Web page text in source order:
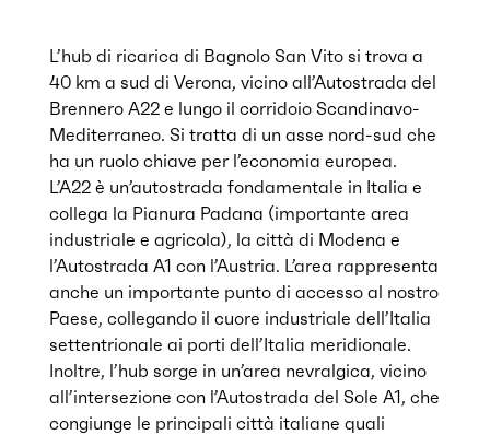
L’hub di ricarica di Bagnolo San Vito si trova a
40 km a sud di Verona, vicino all’Autostrada del
Brennero A22 e lungo il corridoio Scandinavo-
Mediterraneo. Si tratta di un asse nord-sud che
ha un ruolo chiave per l’economia europea.
L’A22 è un’autostrada fondamentale in Italia e
collega la Pianura Padana (importante area
industriale e agricola), la città di Modena e
l’Autostrada A1 con l’Austria. L’area rappresenta
anche un importante punto di accesso al nostro
Paese, collegando il cuore industriale dell’Italia
settentrionale ai porti dell’Italia meridionale.
Inoltre, l’hub sorge in un’area nevralgica, vicino
all’intersezione con l’Autostrada del Sole A1, che
congiunge le principali città italiane quali